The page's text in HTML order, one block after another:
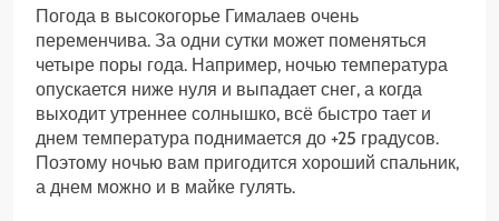
Погода в высокогорье Гималаев очень
переменчива. За одни сутки может поменяться
четыре поры года. Например, ночью температура
опускается ниже нуля и выпадает снег, а когда
выходит утреннее солнышко, всё быстро тает и
днем температура поднимается до +25 градусов.
Поэтому ночью вам пригодится хороший спальник,
а днем можно и в майке гулять.